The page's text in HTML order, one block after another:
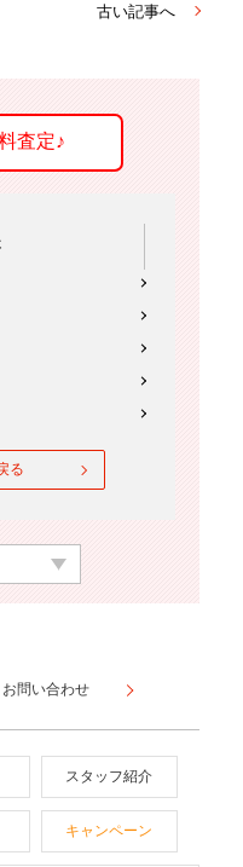
古い記事へ
る
お問い合わせ
スタッフ紹介
キャンペーン